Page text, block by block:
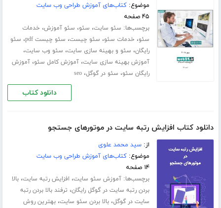
موضوع:کتاب‌های آموزش طراحی وب سایت
۴۵ صفحه
برچسب‌ها: سئو سایت، سئو، سئو آموزش، خدمات
سئو، خدمات سئو، سئو چیست، سئو چیست pdf ، سئو
رایگان، سئو و بهینه سازی سایت، سئو وب سایت،
آموزش بهینه سازی سایت،آموزش کامل سئو،آموزش
رایگان سئو، سئو در گوگل،seo
دانلود کتاب
دانلود کتاب افزایش رتبه سایت در موتورهای جستجو
از:سید محمد علوی
موضوع:کتاب‌های آموزش طراحی وب سایت
۱۴ صفحه
برچسب‌ها:آموزش سئو سایت، افزایش رتبه سایت،بالا
بردن رتبه سایت در گوگل رایگان، ترفند بالا بردن رتبه
سایت در گوگل،بالا بردن سئو سایت،بهترین روش